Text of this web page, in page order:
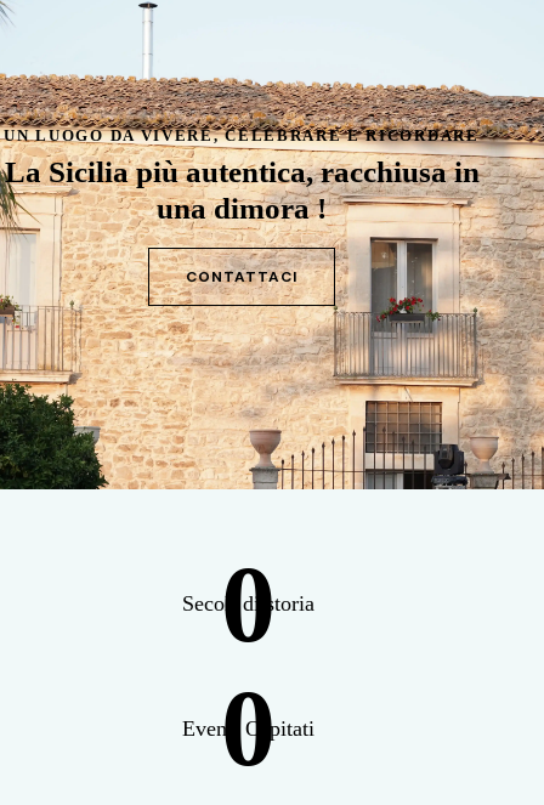
UN LUOGO DA VIVERE, CELEBRARE E RICORDARE
La Sicilia più autentica,racchiusa in
una dimora !
CONTATTACI
0
Secoli di storia
0
Eventi Ospitati